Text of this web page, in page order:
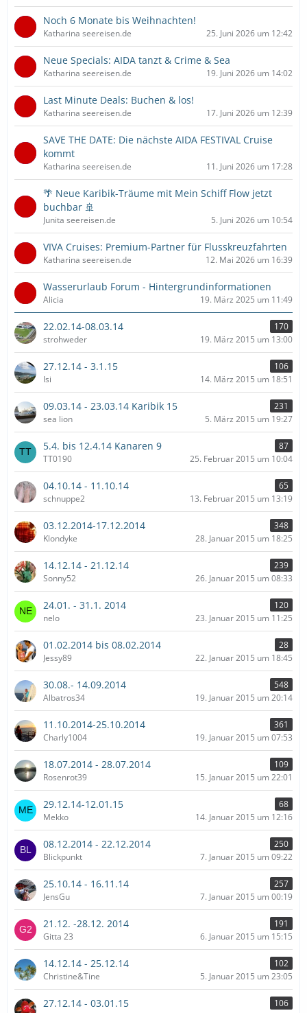
Noch 6 Monate bis Weihnachten!
Katharina seereisen.de 25. Juni 2026 um 12:42
Neue Specials: AIDA tanzt & Crime & Sea
Katharina seereisen.de 19. Juni 2026 um 14:02
Last Minute Deals: Buchen & los!
Katharina seereisen.de 17. Juni 2026 um 12:39
SAVE THE DATE: Die nächste AIDA FESTIVAL Cruise
kommt
Katharina seereisen.de 11. Juni 2026 um 17:28
🌴 Neue Karibik-Träume mit Mein Schiff Flow jetzt
buchbar 🚢
Junita seereisen.de 5. Juni 2026 um 10:54
VIVA Cruises: Premium-Partner für Flusskreuzfahrten
Katharina seereisen.de 12. Mai 2026 um 16:39
Wasserurlaub Forum - Hintergrundinformationen
Alicia 19. März 2025 um 11:49
22.02.14-08.03.14
170
strohweder
19. März 2015 um 13:00
27.12.14 - 3.1.15
106
Isi
14. März 2015 um 18:51
09.03.14 - 23.03.14 Karibik 15
231
sea lion
5. März 2015 um 19:27
5.4. bis 12.4.14 Kanaren 9
87
TT0190
25. Februar 2015 um 10:04
04.10.14 - 11.10.14
65
schnuppe2
13. Februar 2015 um 13:19
03.12.2014-17.12.2014
348
Klondyke
28. Januar 2015 um 18:25
14.12.14 - 21.12.14
239
Sonny52
26. Januar 2015 um 08:33
24.01. - 31.1. 2014
120
nelo
23. Januar 2015 um 11:25
01.02.2014 bis 08.02.2014
28
Jessy89
22. Januar 2015 um 18:45
30.08.- 14.09.2014
548
Albatros34
19. Januar 2015 um 20:14
11.10.2014-25.10.2014
361
Charly1004
19. Januar 2015 um 07:53
18.07.2014 - 28.07.2014
109
Rosenrot39
15. Januar 2015 um 22:01
29.12.14-12.01.15
68
Mekko
14. Januar 2015 um 12:16
08.12.2014 - 22.12.2014
250
Blickpunkt
7. Januar 2015 um 09:22
25.10.14 - 16.11.14
257
JensGu
7. Januar 2015 um 00:19
21.12. -28.12. 2014
191
Gitta 23
6. Januar 2015 um 15:15
14.12.14 - 25.12.14
102
Christine&Tine
5. Januar 2015 um 23:05
27.12.14 - 03.01.15
106